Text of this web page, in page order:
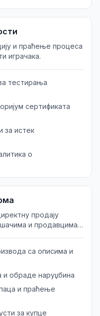
и праћење процеса
играчака.
тестирања
сертификата
за истек
о
продају
и продавцима,
са описима и
и обраде наруџбина
и праћење
за купце